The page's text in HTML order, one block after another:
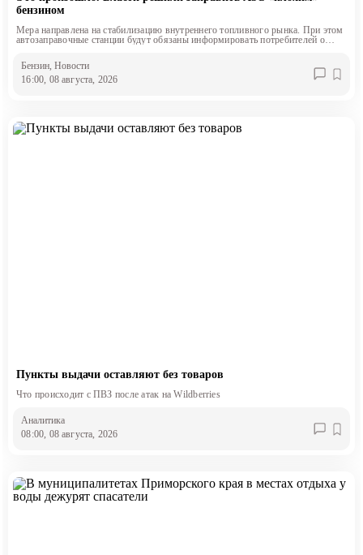
бензином
Мера направлена на стабилизацию внутреннего топливного рынка. При этом
автозаправочные станции будут обязаны информировать потребителей о
Бензин , Новости
16:00, 08 августа, 2026
Пункты выдачи оставляют без товаров
Что происходит с ПВЗ после атак на Wildberries
Аналитика
08:00, 08 августа, 2026